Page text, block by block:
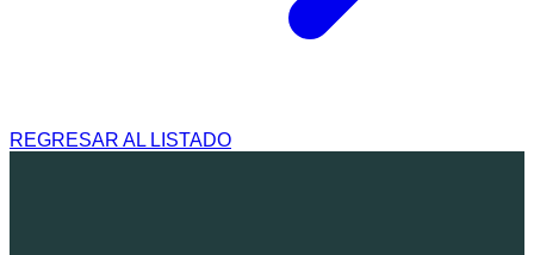
REGRESAR AL LISTADO